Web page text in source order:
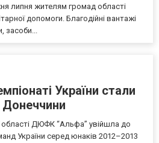
липня жителям громад області
допомоги. Благодійні вантажі
засоби...
України стали
Донеччини
області ДЮФК “Альфа” увійшла до
України серед юнаків 2012–2013